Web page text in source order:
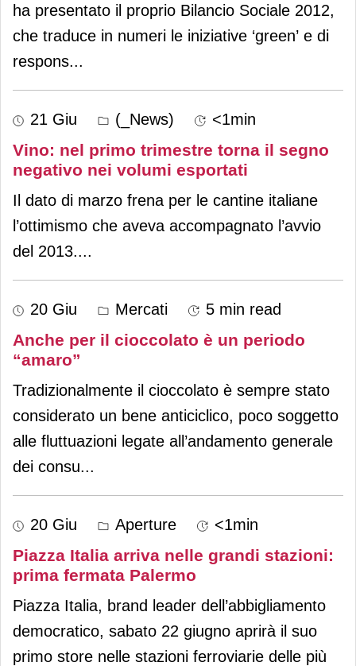
ha presentato il proprio Bilancio Sociale 2012,
che traduce in numeri le iniziative ‘green’ e di
respons...
21 Giu (_News) <1min
Vino: nel primo trimestre torna il segno
negativo nei volumi esportati
Il dato di marzo frena per le cantine italiane
l’ottimismo che aveva accompagnato l’avvio
del 2013....
20 Giu Mercati 5 min read
Anche per il cioccolato è un periodo
“amaro”
Tradizionalmente il cioccolato è sempre stato
considerato un bene anticiclico, poco soggetto
alle fluttuazioni legate all’andamento generale
dei consu...
20 Giu Aperture <1min
Piazza Italia arriva nelle grandi stazioni:
prima fermata Palermo
Piazza Italia, brand leader dell’abbigliamento
democratico, sabato 22 giugno aprirà il suo
primo store nelle stazioni ferroviarie delle più